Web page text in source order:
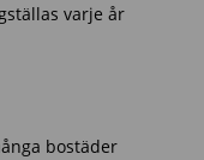
varje år
bostäder